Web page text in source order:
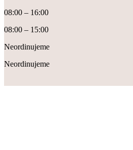
08:00 – 16:00
08:00 – 15:00
Neordinujeme
Neordinujeme